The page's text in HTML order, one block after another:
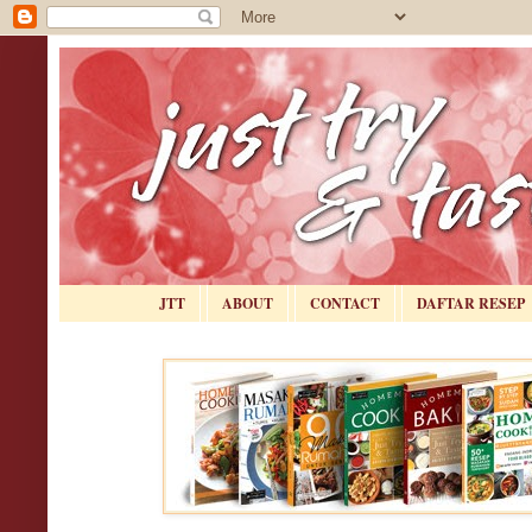
JTT ABOUT CONTACT DAFTAR RESEP